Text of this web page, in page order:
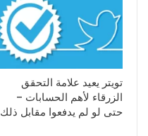
تويتر يعيد علامة التحقق
الزرقاء لأهم الحسابات –
حتى لو لم يدفعوا مقابل ذلك